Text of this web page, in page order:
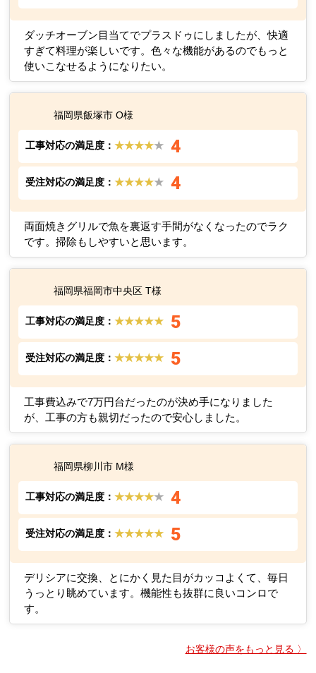
ダッチオーブン目当てでプラスドゥにしましたが、快適
すぎて料理が楽しいです。色々な機能があるのでもっと
使いこなせるようになりたい。
福岡県飯塚市 O様
工事対応の満足度：★★★★★ 4
受注対応の満足度：★★★★★ 4
両面焼きグリルで魚を裏返す手間がなくなったのでラク
です。掃除もしやすいと思います。
福岡県福岡市中央区 T様
工事対応の満足度：★★★★★ 5
受注対応の満足度：★★★★★ 5
工事費込みで7万円台だったのが決め手になりました
が、工事の方も親切だったので安心しました。
福岡県柳川市 M様
工事対応の満足度：★★★★★ 4
受注対応の満足度：★★★★★ 5
デリシアに交換、とにかく見た目がカッコよくて、毎日
うっとり眺めています。機能性も抜群に良いコンロで
す。
お客様の声をもっと見る 〉